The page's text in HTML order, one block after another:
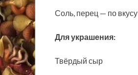
Соль, перец — по вкусу
Для украшения:
Твёрдый сыр